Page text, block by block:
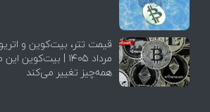
مرداد ۱۴۰۵ |
همه‌چیز تغییر می‌کند